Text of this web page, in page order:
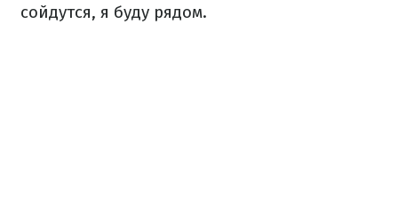
сойдутся, я буду рядом.